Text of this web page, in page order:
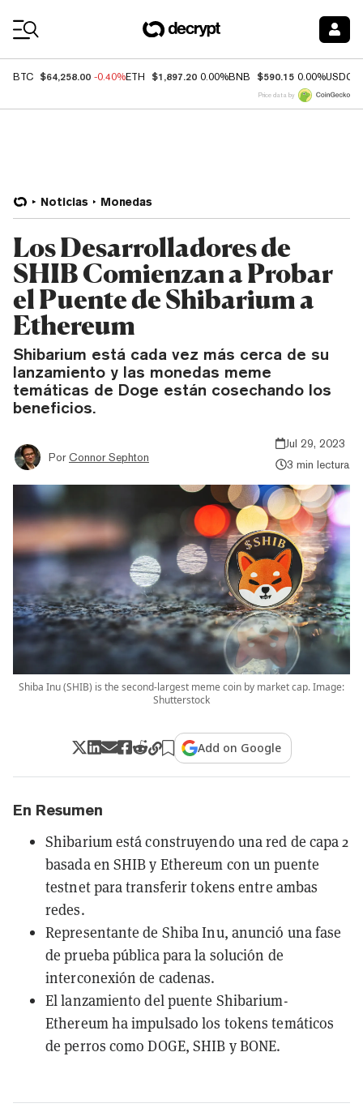
BTC $64,258.00 -0.40%ETH $1,897.20 0.00%BNB $590.15 0.00%USDC
Price data by
Noticias Monedas
Los Desarrolladores de
SHIB Comienzan a Probar
el Puente de Shibarium a
Ethereum
Shibarium está cada vez más cerca de su
lanzamiento y las monedas meme
temáticas de Doge están cosechando los
beneficios.
Por Connor Sephton
Jul 29, 2023
3 min lectura
Shiba Inu (SHIB) is the second-largest meme coin by market cap. Image:
Shutterstock
Add on Google
En Resumen
Shibarium está construyendo una red de capa 2
basada en SHIB y Ethereum con un puente
testnet para transferir tokens entre ambas
redes.
Representante de Shiba Inu, anunció una fase
de prueba pública para la solución de
interconexión de cadenas.
El lanzamiento del puente Shibarium-
Ethereum ha impulsado los tokens temáticos
de perros como DOGE, SHIB y BONE.